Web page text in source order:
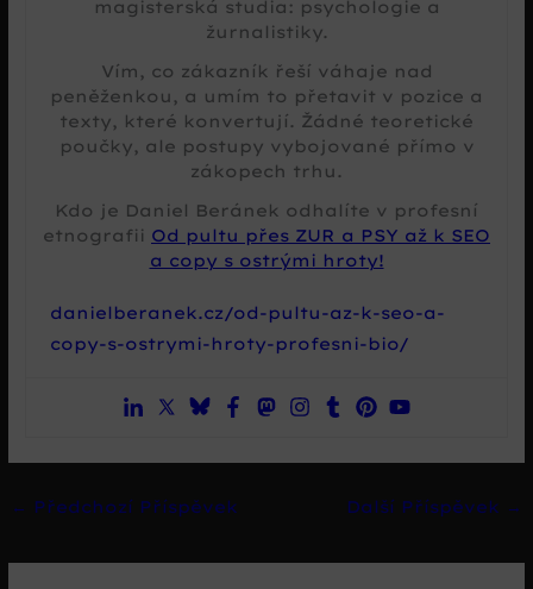
magisterská studia: psychologie a
žurnalistiky.
Vím, co zákazník řeší váhaje nad
peněženkou, a umím to přetavit v pozice a
texty, které konvertují. Žádné teoretické
poučky, ale postupy vybojované přímo v
zákopech trhu.
Kdo je Daniel Beránek odhalíte v profesní
etnografii Od pultu přes ZUR a PSY až k SEO
a copy s ostrými hroty!
danielberanek.cz/od-pultu-az-k-seo-a-
copy-s-ostrymi-hroty-profesni-bio/
← Předchozí Příspěvek Další Příspěvek →